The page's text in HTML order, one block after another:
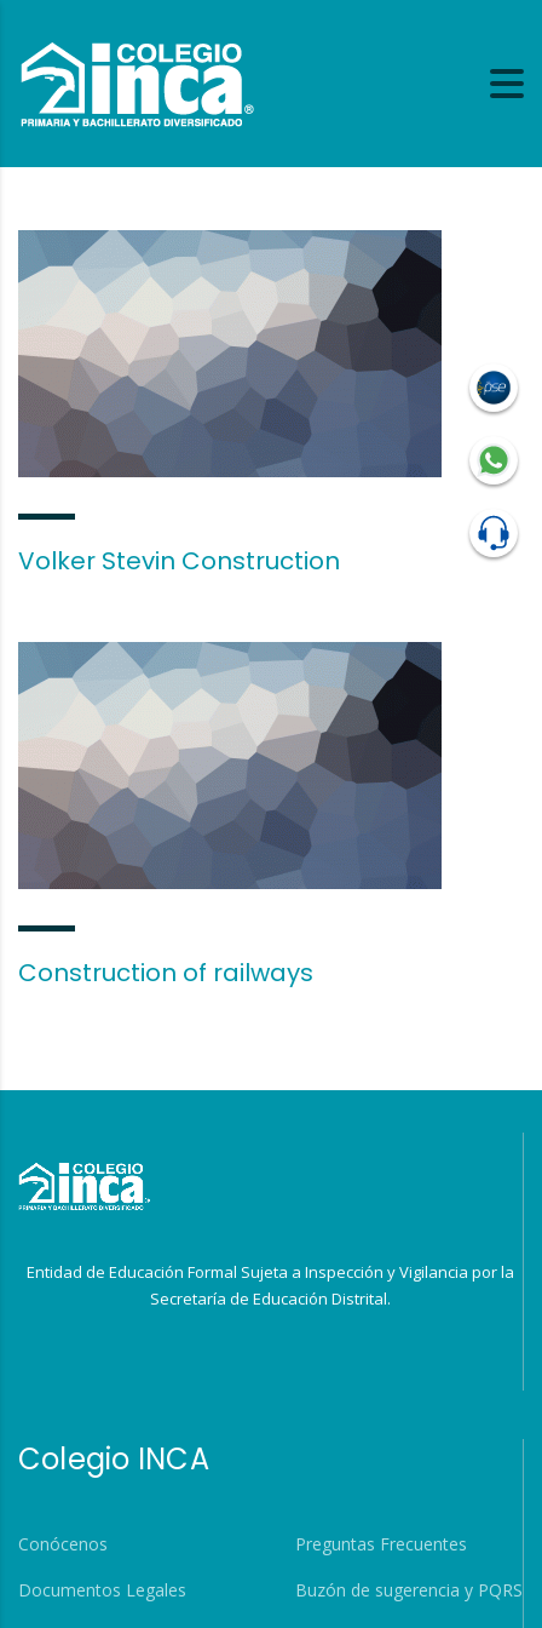
Volker Stevin Construction
Construction of railways
Entidad de Educación Formal Sujeta a Inspección y Vigilancia por la
Secretaría de Educación Distrital.
Colegio INCA
Conócenos
Preguntas Frecuentes
Documentos Legales
Buzón de sugerencia y PQRS